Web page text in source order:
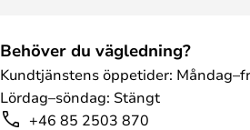
Behöver du vägledning?
Kundtjänstens öppetider:
Lördag–söndag: Stängt
+46 85 2503 870